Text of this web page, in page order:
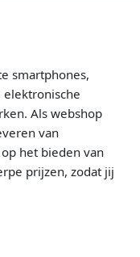
smartphones,
elektronische
Als webshop
van
het bieden van
prijzen, zodat jij